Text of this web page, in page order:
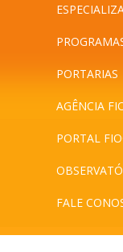
PORTARIAS
AGÊNCIA
PORTAL
FALE